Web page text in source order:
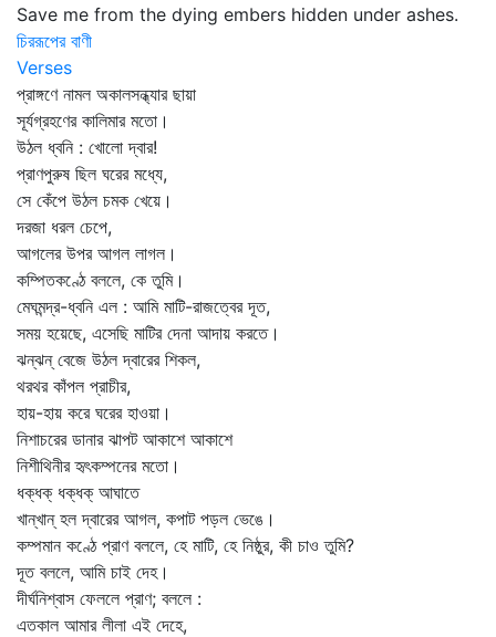
Save me from the dying embers hidden under ashes.
চিররূপের বাণী
Verses
প্রাঙ্গণে নামল অকালসন্ধ্যার ছায়া
সূর্যগ্রহণের কালিমার মতো।
উঠল ধ্বনি : খোলো দ্বার!
প্রাণপুরুষ ছিল ঘরের মধ্যে,
সে কেঁপে উঠল চমক খেয়ে।
দরজা ধরল চেপে,
আগলের উপর আগল লাগল।
কম্পিতকণ্ঠে বললে, কে তুমি।
মেঘমন্দ্র-ধ্বনি এল : আমি মাটি-রাজত্বের দূত,
সময় হয়েছে, এসেছি মাটির দেনা আদায় করতে।
ঝন্‌ঝন্‌ বেজে উঠল দ্বারের শিকল,
থরথর কাঁপল প্রাচীর,
হায়-হায় করে ঘরের হাওয়া।
নিশাচরের ডানার ঝাপট আকাশে আকাশে
নিশীথিনীর হৃৎকম্পনের মতো।
ধক্‌ধক্‌ ধক্‌ধক্‌ আঘাতে
খান্‌খান্‌ হল দ্বারের আগল, কপাট পড়ল ভেঙে।
কম্পমান কণ্ঠে প্রাণ বললে, হে মাটি, হে নিষ্ঠুর, কী চাও তুমি?
দূত বললে, আমি চাই দেহ।
দীর্ঘনিশ্বাস ফেললে প্রাণ; বললে :
এতকাল আমার লীলা এই দেহে,